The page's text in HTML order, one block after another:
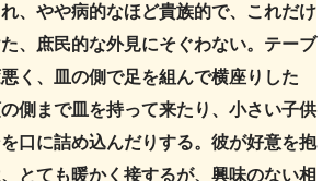
、やや病的なほど貴族的で、これだけ
、庶民的な外見にそぐわない。テーブ
く、皿の側で足を組んで横座りした
側まで皿を持って来たり、小さい子供
口に詰め込んだりする。彼が好意を抱
とても暖かく接するが、興味のない相